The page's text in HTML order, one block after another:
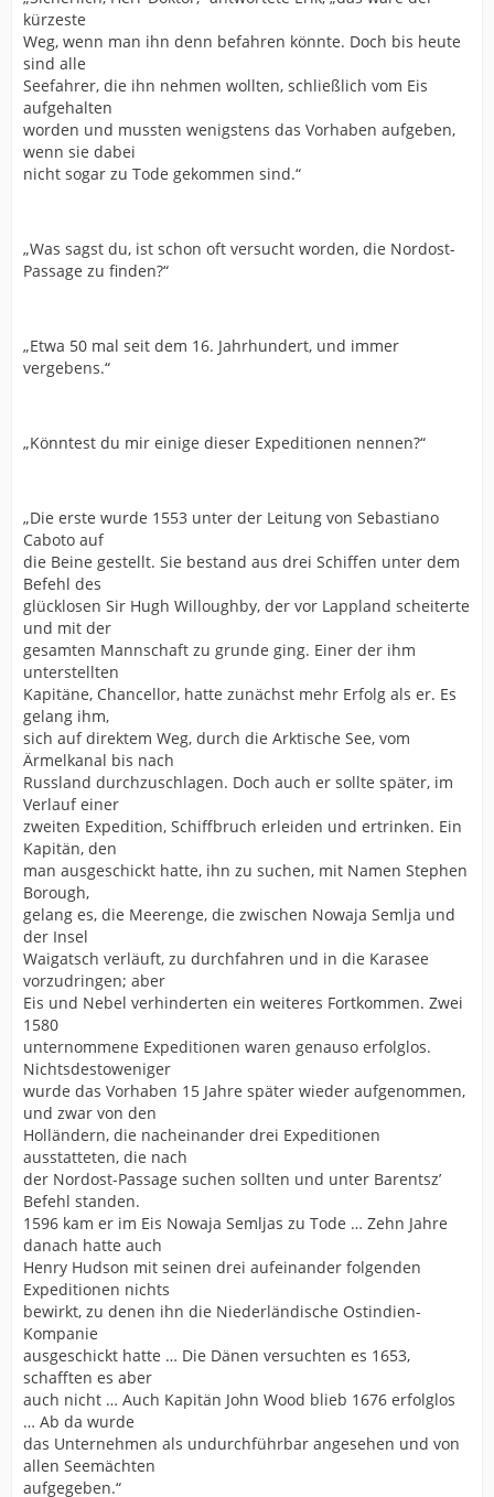
kürzeste
Weg, wenn man ihn denn befahren könnte. Doch bis heute
sind alle
Seefahrer, die ihn nehmen wollten, schließlich vom Eis
aufgehalten
worden und mussten wenigstens das Vorhaben aufgeben,
wenn sie dabei
nicht sogar zu Tode gekommen sind.“
„Was sagst du, ist schon oft versucht worden, die Nordost-
Passage zu finden?“
„Etwa 50 mal seit dem 16. Jahrhundert, und immer
vergebens.“
„Könntest du mir einige dieser Expeditionen nennen?“
„Die erste wurde 1553 unter der Leitung von Sebastiano
Caboto auf
die Beine gestellt. Sie bestand aus drei Schiffen unter dem
Befehl des
glücklosen Sir Hugh Willoughby, der vor Lappland scheiterte
und mit der
gesamten Mannschaft zu grunde ging. Einer der ihm
unterstellten
Kapitäne, Chancellor, hatte zunächst mehr Erfolg als er. Es
gelang ihm,
sich auf direktem Weg, durch die Arktische See, vom
Ärmelkanal bis nach
Russland durchzuschlagen. Doch auch er sollte später, im
Verlauf einer
zweiten Expedition, Schiffbruch erleiden und ertrinken. Ein
Kapitän, den
man ausgeschickt hatte, ihn zu suchen, mit Namen Stephen
Borough,
gelang es, die Meerenge, die zwischen Nowaja Semlja und
der Insel
Waigatsch verläuft, zu durchfahren und in die Karasee
vorzudringen; aber
Eis und Nebel verhinderten ein weiteres Fortkommen. Zwei
1580
unternommene Expeditionen waren genauso erfolglos.
Nichtsdestoweniger
wurde das Vorhaben 15 Jahre später wieder aufgenommen,
und zwar von den
Holländern, die nacheinander drei Expeditionen
ausstatteten, die nach
der Nordost-Passage suchen sollten und unter Barentsz’
Befehl standen.
1596 kam er im Eis Nowaja Semljas zu Tode … Zehn Jahre
danach hatte auch
Henry Hudson mit seinen drei aufeinander folgenden
Expeditionen nichts
bewirkt, zu denen ihn die Niederländische Ostindien-
Kompanie
ausgeschickt hatte … Die Dänen versuchten es 1653,
schafften es aber
auch nicht … Auch Kapitän John Wood blieb 1676 erfolglos
… Ab da wurde
das Unternehmen als undurchführbar angesehen und von
allen Seemächten
aufgegeben.“